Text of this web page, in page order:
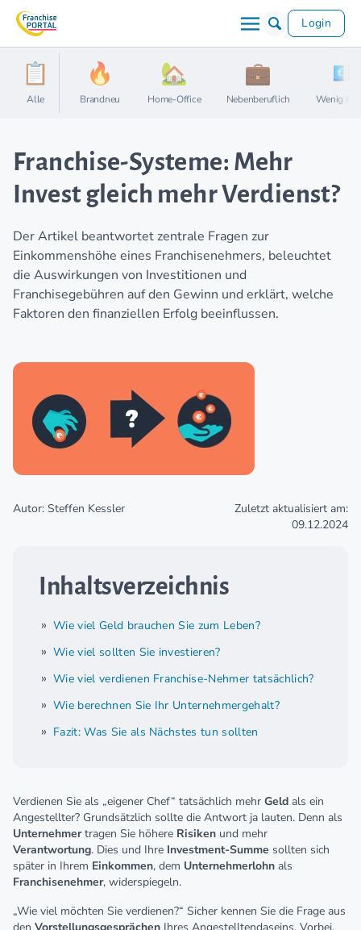
Login
Alle Brandneu Home-Office Nebenberuflich Wenig
Franchise-Systeme: Mehr
Invest gleich mehr Verdienst?
Der Artikel beantwortet zentrale Fragen zur
Einkommenshöhe eines Franchisenehmers, beleuchtet
die Auswirkungen von Investitionen und
Franchisegebühren auf den Gewinn und erklärt, welche
Faktoren den finanziellen Erfolg beeinflussen.
Autor: Steffen Kessler
Zuletzt aktualisiert am:
09.12.2024
Inhaltsverzeichnis
Wie viel Geld brauchen Sie zum Leben?
Wie viel sollten Sie investieren?
Wie viel verdienen Franchise-Nehmer tatsächlich?
Wie berechnen Sie Ihr Unternehmergehalt?
Fazit: Was Sie als Nächstes tun sollten
Verdienen Sie als „eigener Chef“ tatsächlich mehr Geld als ein
Angestellter? Grundsätzlich sollte die Antwort ja lauten. Denn als
Unternehmertragen Sie höhere Risiken und mehr
Verantwortung. Dies und Ihre Investment-Summe sollten sich
später in Ihrem Einkommen, dem Unternehmerlohn als
Franchisenehmer, widerspiegeln.
„Wie viel möchten Sie verdienen?“ Sicher kennen Sie die Frage aus